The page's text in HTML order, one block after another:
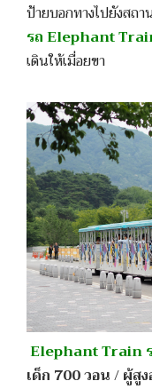
ป้ายบอกทางไปยังสถา
รถ Elephant
เดินให้เมื่อยขา
Elephant Train ร
เด็ก 700 วอน / ผู้สู